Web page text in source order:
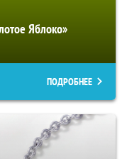
Яблоко»
ПОДРОБНЕЕ